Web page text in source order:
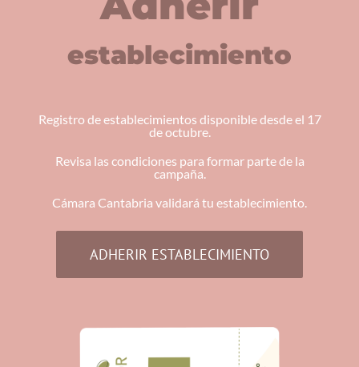
establecimiento
Registro de establecimientos disponible desde el 17
de octubre.
Revisa las condiciones para formar parte de la
campaña.
Cámara Cantabria validará tu establecimiento.
ADHERIR ESTABLECIMIENTO